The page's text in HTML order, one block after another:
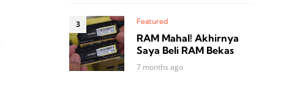
Featured
RAM Mahal! Akhirnya
Saya Beli RAM Bekas
7 months ago